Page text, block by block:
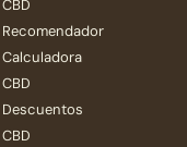
CBD
Recomendador
Calculadora
CBD
Descuentos
CBD